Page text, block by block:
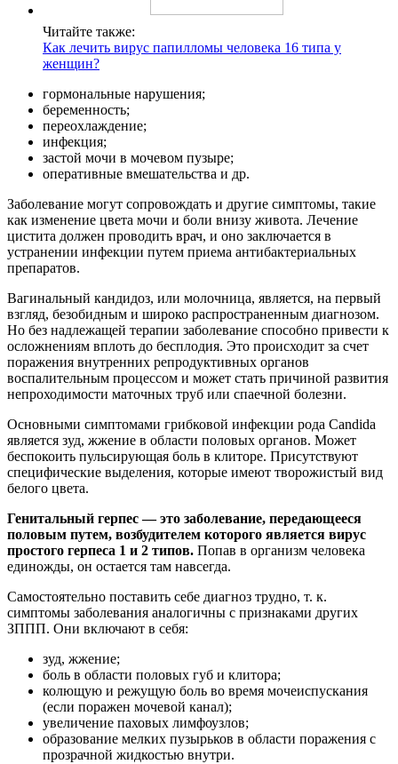
Читайте также:
Как лечить вирус папилломы человека 16 типа у
женщин?
гормональные нарушения;
беременность;
переохлаждение;
инфекция;
застой мочи в мочевом пузыре;
оперативные вмешательства и др.
Заболевание могут сопровождать и другие симптомы, такие
как изменение цвета мочи и боли внизу живота. Лечение
цистита должен проводить врач, и оно заключается в
устранении инфекции путем приема антибактериальных
препаратов.
Вагинальный кандидоз, или молочница, является, на первый
взгляд, безобидным и широко распространенным диагнозом.
Но без надлежащей терапии заболевание способно привести к
осложнениям вплоть до бесплодия. Это происходит за счет
поражения внутренних репродуктивных органов
воспалительным процессом и может стать причиной развития
непроходимости маточных труб или спаечной болезни.
Основными симптомами грибковой инфекции рода Candida
является зуд, жжение в области половых органов. Может
беспокоить пульсирующая боль в клиторе. Присутствуют
специфические выделения, которые имеют творожистый вид
белого цвета.
Генитальный герпес — это заболевание, передающееся
половым путем, возбудителем которого является вирус
простого герпеса 1 и 2 типов. Попав в организм человека
единожды, он остается там навсегда.
Самостоятельно поставить себе диагноз трудно, т. к.
симптомы заболевания аналогичны с признаками других
ЗППП. Они включают в себя:
зуд, жжение;
боль в области половых губ и клитора;
колющую и режущую боль во время мочеиспускания
(если поражен мочевой канал);
увеличение паховых лимфоузлов;
образование мелких пузырьков в области поражения с
прозрачной жидкостью внутри.